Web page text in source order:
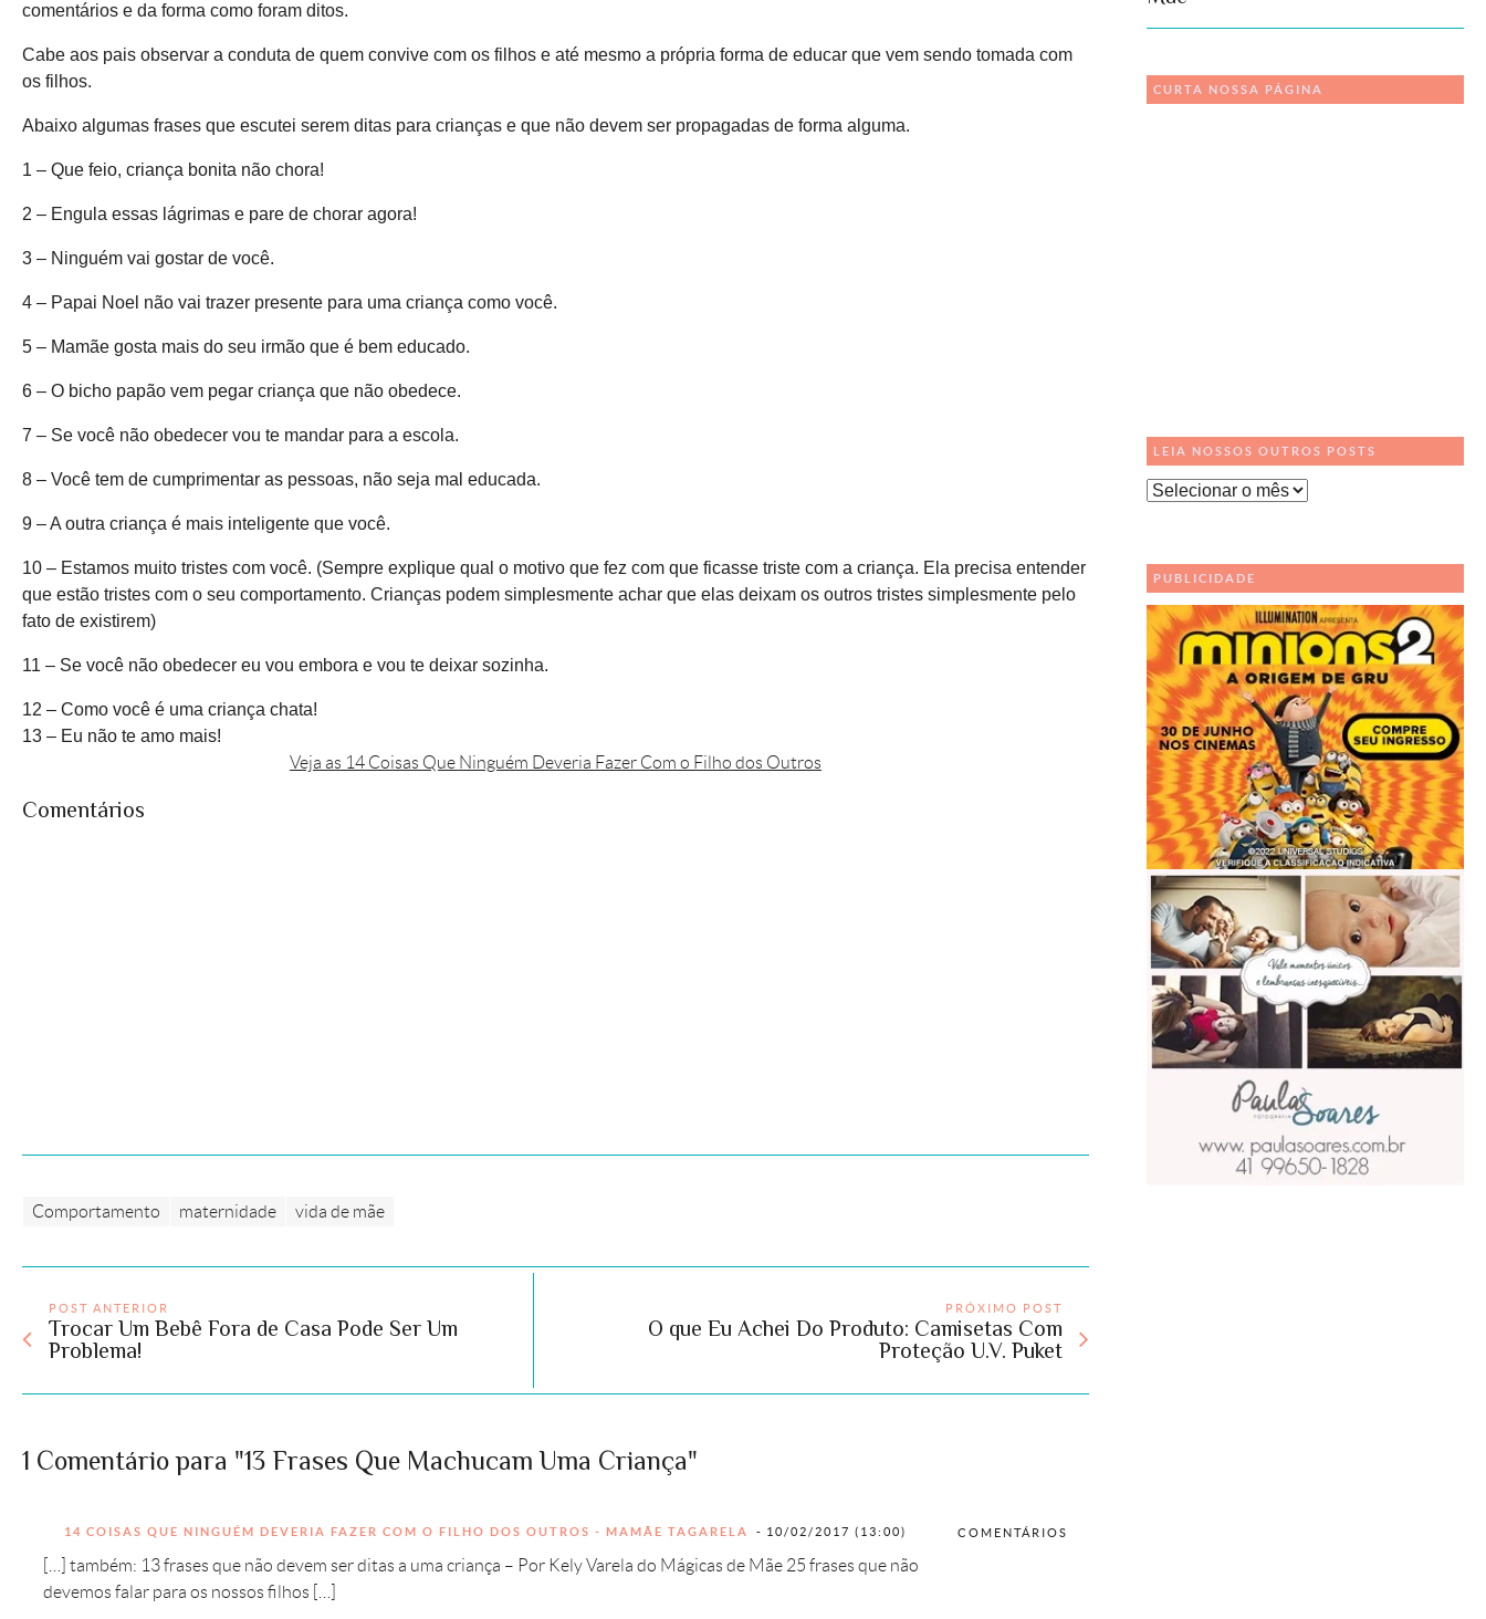
comentários e da forma como foram ditos.
Cabe aos pais observar a conduta de quem convive com os filhos e até mesmo a própria forma de educar que vem sendo tomada com
os filhos.
Abaixo algumas frases que escutei serem ditas para crianças e que não devem ser propagadas de forma alguma.
1 – Que feio, criança bonita não chora!
2 – Engula essas lágrimas e pare de chorar agora!
3 – Ninguém vai gostar de você.
4 – Papai Noel não vai trazer presente para uma criança como você.
5 – Mamãe gosta mais do seu irmão que é bem educado.
6 – O bicho papão vem pegar criança que não obedece.
7 – Se você não obedecer vou te mandar para a escola.
8 – Você tem de cumprimentar as pessoas, não seja mal educada.
9 – A outra criança é mais inteligente que você.
10 – Estamos muito tristes com você. (Sempre explique qual o motivo que fez com que ficasse triste com a criança. Ela precisa entender
que estão tristes com o seu comportamento. Crianças podem simplesmente achar que elas deixam os outros tristes simplesmente pelo
fato de existirem)
11 – Se você não obedecer eu vou embora e vou te deixar sozinha.
12 – Como você é uma criança chata!
13 – Eu não te amo mais!
Veja as 14 Coisas Que Ninguém Deveria Fazer Com o Filho dos Outros
Comentários
Comportamento maternidade vida de mãe
POST ANTERIOR
Trocar Um Bebê Fora de Casa Pode Ser Um
Problema!
PRÓXIMO POST
O que Eu Achei Do Produto: Camisetas Com
Proteção U.V. Puket
1 Comentário para "13 Frases Que Machucam Uma Criança"
14 COISAS QUE NINGUÉM DEVERIA FAZER COM O FILHO DOS OUTROS - MAMÃE TAGARELA 10/02/2017 (13:00) COMENTÁRIOS
[…] também: 13 frases que não devem ser ditas a uma criança – Por Kely Varela do Mágicas de Mãe 25 frases que não
devemos falar para os nossos filhos […]
CURTA NOSSA PÁGINA
LEIA NOSSOS OUTROS POSTS
Leia
Posts
PUBLICIDADE